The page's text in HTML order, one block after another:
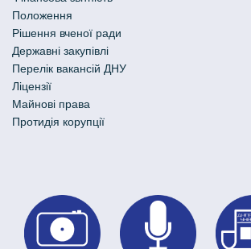
Положення
Рішення вченої ради
Державні закупівлі
Перелік вакансій ДНУ
Ліцензії
Майнові права
Протидія корупції